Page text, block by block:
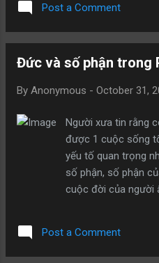
đến mới mua được.
một hơi về đến nhà
không mua được
giày, vừa thì mua
Tôi thà tin sự đo
mình! Thật là một
kỳ việc gì, không
động để đạt kết quả
Post a Comment
Đức và số phận trong
By Anonymous - October 31,
Người xưa tin rằng
được 1 cuộc sống
yếu tố quan trọng
số phận, số phận
cuộc đời của người
tiên để lại cũng
Và yếu tố cuối
Post a Comment